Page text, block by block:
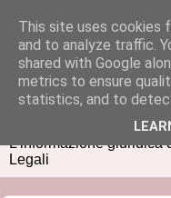
IUSPRESS
L'informazione giuridica
Legali
This site uses cookies
and to analyze traffic.
shared with Google
metrics to ensure
statistics, and to